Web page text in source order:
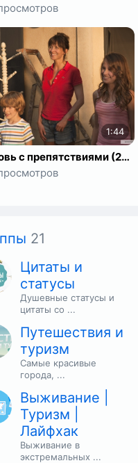
1:44
Любовь с препятствиями (2012) @ Трейлер (дублированный)
21
Цитаты и
статусы
Душевные статусы и
цитаты со ...
Путешествия и
туризм
Самые красивые
города, ...
Выживание |
Туризм |
Лайфхак
Выживание в
экстремальных ...